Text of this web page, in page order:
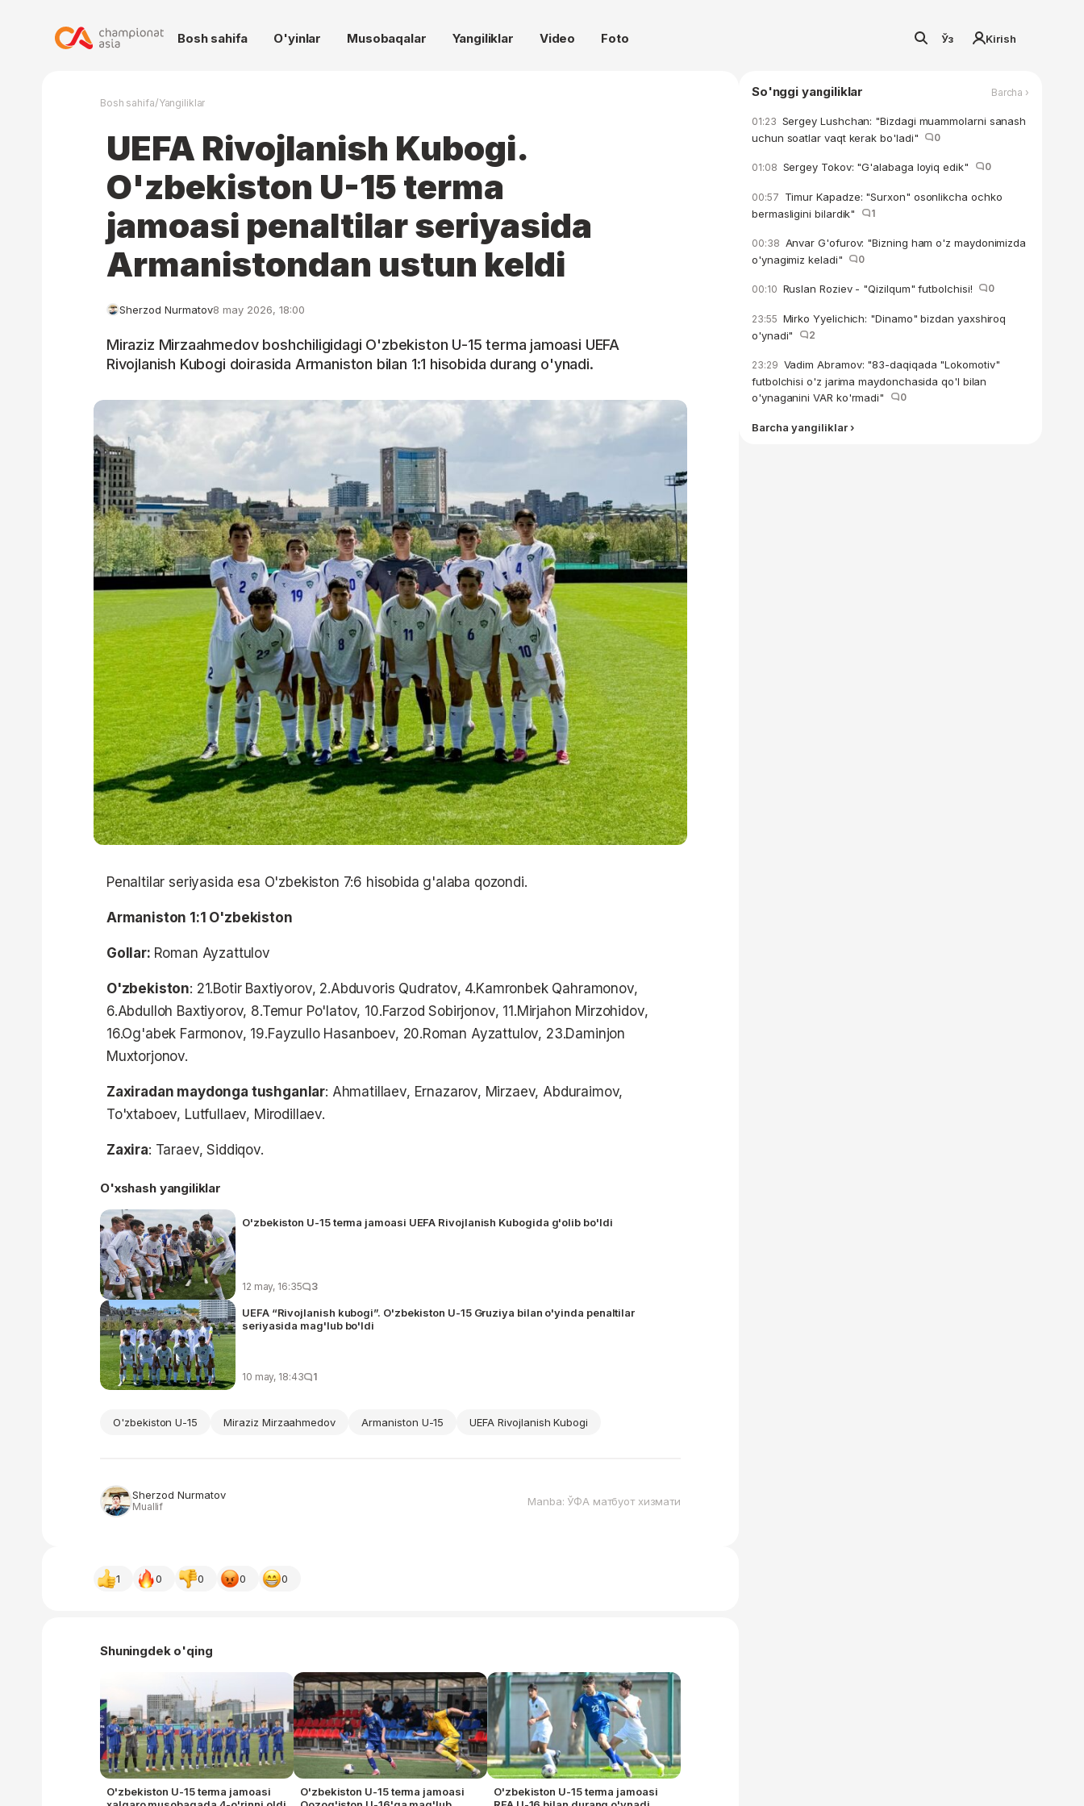
Bosh sahifa O'yinlar Musobaqalar Yangiliklar Video Foto Ўз Kirish
Bosh sahifa/Yangiliklar
UEFA Rivojlanish Kubogi.
O'zbekiston U-15 terma
jamoasi penaltilar seriyasida
Armanistondan ustun keldi
Sherzod Nurmatov8 may 2026, 18:00
Miraziz Mirzaahmedov boshchiligidagi O'zbekiston U-15 terma jamoasi UEFA
Rivojlanish Kubogi doirasida Armaniston bilan 1:1 hisobida durang o'ynadi.
Penaltilar seriyasida esa O'zbekiston 7:6 hisobida g'alaba qozondi.
Armaniston 1:1 O'zbekiston
Gollar: Roman Ayzattulov
O'zbekiston: 21.Botir Baxtiyorov, 2.Abduvoris Qudratov, 4.Kamronbek Qahramonov,
6.Abdulloh Baxtiyorov, 8.Temur Po'latov, 10.Farzod Sobirjonov, 11.Mirjahon Mirzohidov,
16.Og'abek Farmonov, 19.Fayzullo Hasanboev, 20.Roman Ayzattulov, 23.Daminjon
Muxtorjonov.
Zaxiradan maydonga tushganlar: Ahmatillaev, Ernazarov, Mirzaev, Abduraimov,
To'xtaboev, Lutfullaev, Mirodillaev.
Zaxira: Taraev, Siddiqov.
O'xshash yangiliklar
O'zbekiston U-15 terma jamoasi UEFA Rivojlanish Kubogida g'olib bo'ldi
12 may, 16:35 3
UEFA “Rivojlanish kubogi”. O'zbekiston U-15 Gruziya bilan o'yinda penaltilar
seriyasida mag'lub bo'ldi
10 may, 18:43 1
O'zbekiston U-15 Miraziz Mirzaahmedov Armaniston U-15 UEFA Rivojlanish Kubogi
Sherzod Nurmatov
Muallif Manba: ЎФА матбуот хизмати
1 0 0 0 0
Shuningdek o'qing
O'zbekiston U-15 terma jamoasi
O'zbekiston U-15 terma jamoasi
O'zbekiston U-15 terma jamoasi
So'nggi yangiliklar Barcha ›
01:23 Sergey Lushchan: "Bizdagi muammolarni sanash
uchun soatlar vaqt kerak bo'ladi"
0
01:08 Sergey Tokov: "G'alabaga loyiq edik" 0
00:57 Timur Kapadze: "Surxon" osonlikcha ochko
bermasligini bilardik"
1
00:38 Anvar G'ofurov: "Bizning ham o'z maydonimizda
o'ynagimiz keladi"
0
00:10 Ruslan Roziev - "Qizilqum" futbolchisi! 0
23:55 Mirko Yyelichich: "Dinamo" bizdan yaxshiroq
o'ynadi"
2
23:29 Vadim Abramov: "83-daqiqada "Lokomotiv"
futbolchisi o'z jarima maydonchasida qo'l bilan
o'ynaganini VAR ko'rmadi"
0
Barcha yangiliklar ›